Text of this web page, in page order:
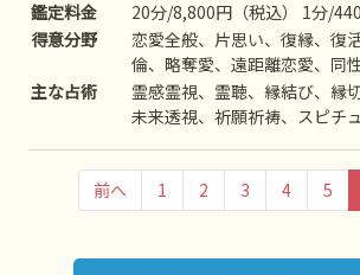
鑑定料金
20分/8,800円（税込） 1分/440
得意分野
恋愛全般、片思い、復縁、復
倫、略奪愛、遠距離恋愛、同
離婚、夫婦問題、家庭/家族問
教育、介護、引っ越し、仕事
人生相談、開運、運勢、健康
物、故人、心霊相談
主な占術
霊感霊視、霊聴、縁結び、縁
未来透視、祈願祈祷、スピチ
グ、オーラ、前世/過去世、四
ルノルマンカード
前へ 1 2 3 4 5